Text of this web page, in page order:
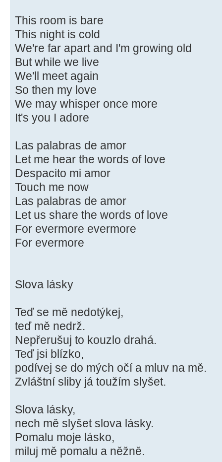
This room is bare
This night is cold
We're far apart and I'm growing old
But while we live
We'll meet again
So then my love
We may whisper once more
It's you I adore
Las palabras de amor
Let me hear the words of love
Despacito mi amor
Touch me now
Las palabras de amor
Let us share the words of love
For evermore evermore
For evermore
Slova lásky
Teď se mě nedotýkej,
teď mě nedrž.
Nepřerušuj to kouzlo drahá.
Teď jsi blízko,
podívej se do mých očí a mluv na mě.
Zvláštní sliby já toužím slyšet.
Slova lásky,
nech mě slyšet slova lásky.
Pomalu moje lásko,
miluj mě pomalu a něžně.